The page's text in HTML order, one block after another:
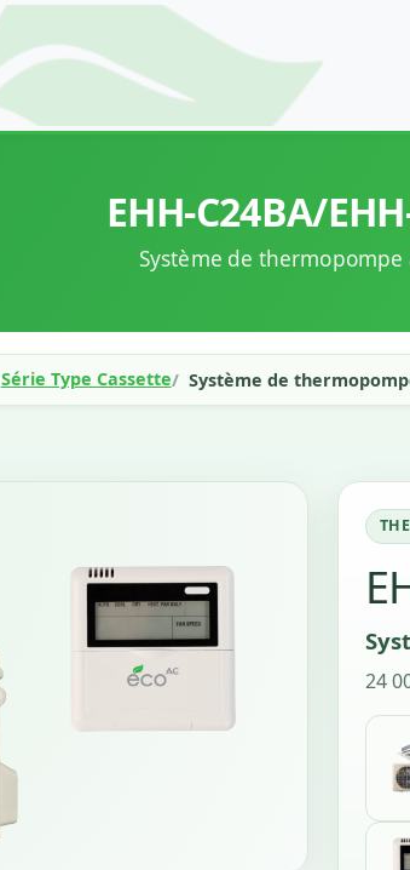
EHH-C24BA/
Système de thermopompe
Série Type Cassette Système de
24